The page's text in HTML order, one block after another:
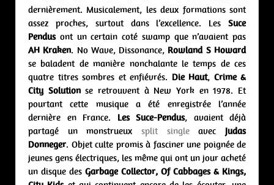
dernièrement. Musicalement, les deux formations sont
assez proches, surtout dans l’excellence. Les Suce
Pendusont un certain coté swamp que n’avaient pas
AH Kraken. No Wave, Dissonance, Rowland S Howard
se baladent de manière nonchalante le temps de ces
quatre titres sombres et enfiévrés. Die Haut, Crime &
City Solutionse retrouvent à New York en 1978. Et
pourtant cette musique a été enregistrée l’année
dernière en France. Les Suce-Pendus, avaient déjà
partagé un monstrueux split singleavec Judas
Donneger. Objet culte promis à fasciner une poignée de
jeunes gens électriques, les même qui ont un jour acheté
un disque des Garbage Collector, Of Cabbages & Kings,